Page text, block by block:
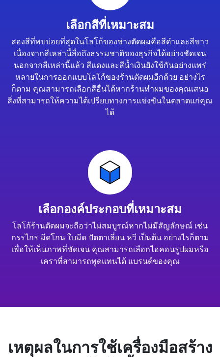
เลือกสีที่เหมาะสม
สองสีที่พบบ่อยที่สุดในโลโก้ของช่างตัดผมคือสีดำและสีขาว
เนื่องจากสีเหล่านี้สื่อถึงธรรมชาติของธุรกิจได้อย่างชัดเจน
นอกจากสีเหล่านี้แล้ว สีแดงและสีน้ำเงินยังใช้กันอย่างแพร่
หลายในการออกแบบโลโก้ของร้านตัดผมอีกด้วย อย่างไร
ก็ตาม คุณสามารถเลือกสีอื่นได้หากร้านทำผมของคุณเสนอ
สิ่งที่สามารถให้ความได้เปรียบทางการแข่งขันในตลาดแก่คุณ
ได้
เลือกองค์ประกอบที่เหมาะสม
โลโก้ร้านตัดผมจะถือว่าไม่สมบูรณ์หากไม่มีสัญลักษณ์ เช่น
กรรไกร มีดโกน ใบมีด ปัตตาเลี่ยน หวี เป็นต้น อย่างไรก็ตาม
เพื่อให้เห็นภาพที่ชัดเจน คุณสามารถเลือกไอคอนรูปผมหรือ
เคราที่สามารถพูดแทนได้ แบรนด์ของคุณ
เหตุผลในการใช้เครื่องมือสร้าง